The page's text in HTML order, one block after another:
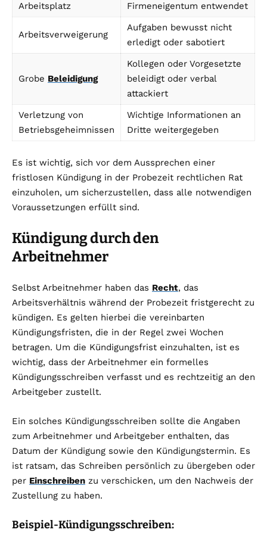
Arbeitsplatz
Firmeneigentum entwendet
Arbeitsverweigerung
Aufgaben bewusst nicht
erledigt oder sabotiert
Grobe Beleidigung
Kollegen oder Vorgesetzte
beleidigt oder verbal
attackiert
Verletzung von
Betriebsgeheimnissen
Wichtige Informationen an
Dritte weitergegeben
Es ist wichtig, sich vor dem Aussprechen einer
fristlosen Kündigung in der Probezeit rechtlichen Rat
einzuholen, um sicherzustellen, dass alle notwendigen
Voraussetzungen erfüllt sind.
Kündigung durch den
Arbeitnehmer
Selbst Arbeitnehmer haben das Recht, das
Arbeitsverhältnis während der Probezeit fristgerecht zu
kündigen. Es gelten hierbei die vereinbarten
Kündigungsfristen, die in der Regel zwei Wochen
betragen. Um die Kündigungsfrist einzuhalten, ist es
wichtig, dass der Arbeitnehmer ein formelles
Kündigungsschreiben verfasst und es rechtzeitig an den
Arbeitgeber zustellt.
Ein solches Kündigungsschreiben sollte die Angaben
zum Arbeitnehmer und Arbeitgeber enthalten, das
Datum der Kündigung sowie den Kündigungstermin. Es
ist ratsam, das Schreiben persönlich zu übergeben oder
per Einschreiben zu verschicken, um den Nachweis der
Zustellung zu haben.
Beispiel-Kündigungsschreiben: